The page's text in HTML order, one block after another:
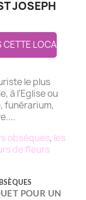
JOSEPH
LOCALITE
le plus
à l'Eglise ou
funérarium,
obsèques, les
de fleurs
POUR UN